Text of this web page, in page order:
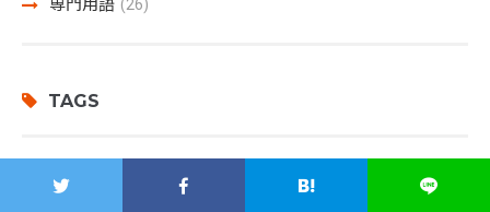
専門用語 (26)
TAGS